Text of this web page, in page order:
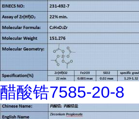
醋酸锆7585-20-8